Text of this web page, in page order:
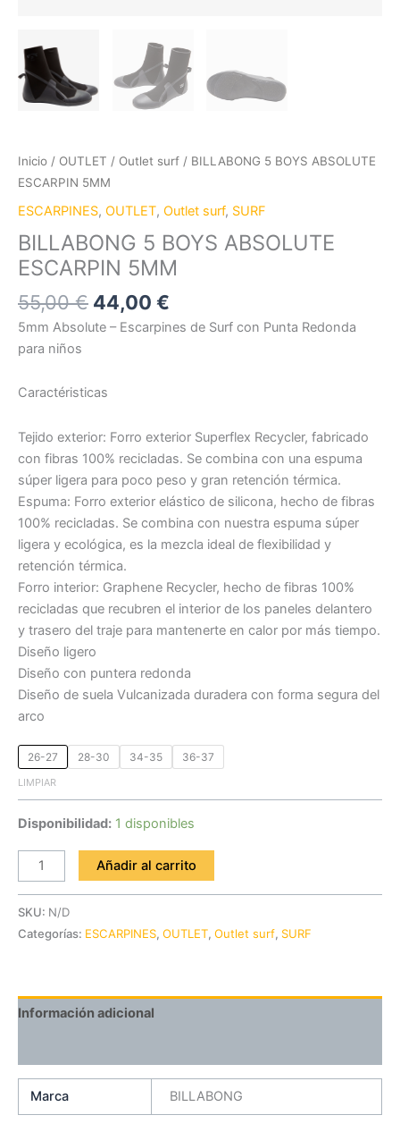
Inicio / OUTLET / Outlet surf / BILLABONG 5 BOYS ABSOLUTE
ESCARPIN 5MM
ESCARPINES, OUTLET, Outlet surf, SURF
BILLABONG 5 BOYS ABSOLUTE
ESCARPIN 5MM
55,00€ 44,00 €
5mm Absolute – Escarpines de Surf con Punta Redonda
para niños
Caractéristicas
Tejido exterior: Forro exterior Superflex Recycler, fabricado
con fibras 100% recicladas. Se combina con una espuma
súper ligera para poco peso y gran retención térmica.
Espuma: Forro exterior elástico de silicona, hecho de fibras
100% recicladas. Se combina con nuestra espuma súper
ligera y ecológica, es la mezcla ideal de flexibilidad y
retención térmica.
Forro interior: Graphene Recycler, hecho de fibras 100%
recicladas que recubren el interior de los paneles delantero
y trasero del traje para mantenerte en calor por más tiempo.
Diseño ligero
Diseño con puntera redonda
Diseño de suela Vulcanizada duradera con forma segura del
arco
26-27 28-30 34-35 36-37
LIMPIAR
Disponibilidad: 1 disponibles
Añadir al carrito
SKU: N/D
Categorías: ESCARPINES, OUTLET, Outlet surf, SURF
Información adicional
Marca BILLABONG